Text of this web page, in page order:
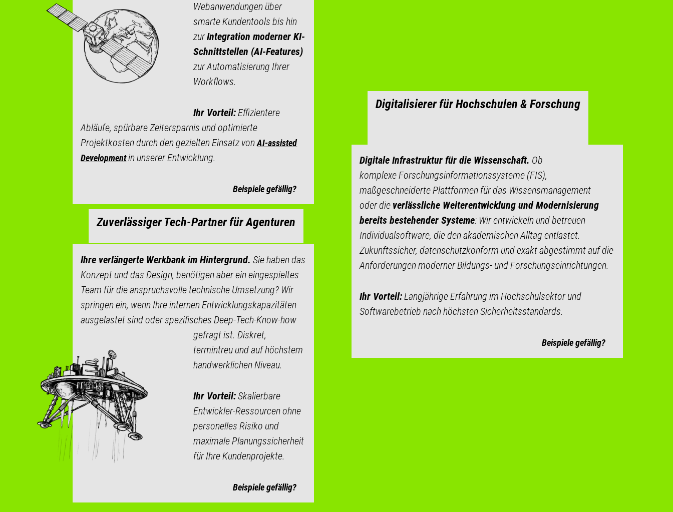
Webanwendungen über
smarte Kundentools bis hin
zurIntegration moderner KI-
Schnittstellen (AI-Features)
zur Automatisierung Ihrer
Workflows.
Ihr Vorteil:Effizientere
Abläufe, spürbare Zeitersparnis und optimierte
Projektkosten durch den gezielten Einsatz vonAI-assisted
Developmentin unserer Entwicklung.
Beispiele gefällig?
Digitalisierer für Hochschulen & Forschung
Digitale Infrastruktur für die Wissenschaft. Ob
komplexe Forschungsinformationssysteme (FIS),
maßgeschneiderte Plattformen für das Wissensmanagement
oder die verlässliche Weiterentwicklung und Modernisierung
bereits bestehender Systeme: Wir entwickeln und betreuen
Individualsoftware, die den akademischen Alltag entlastet.
Zukunftssicher, datenschutzkonform und exakt abgestimmt auf die
Anforderungen moderner Bildungs- und Forschungseinrichtungen.
Ihr Vorteil:Langjährige Erfahrung im Hochschulsektor und
Softwarebetrieb nach höchsten Sicherheitsstandards.
Beispiele gefällig?
Zuverlässiger Tech-Partner für Agenturen
Ihre verlängerte Werkbank im Hintergrund. Sie haben das
Konzept und das Design, benötigen aber ein eingespieltes
Team für die anspruchsvolle technische Umsetzung? Wir
springen ein, wenn Ihre internen Entwicklungskapazitäten
ausgelastet sind oder spezifisches Deep-Tech-Know-how
gefragt ist. Diskret,
termintreu und auf höchstem
handwerklichen Niveau.
Ihr Vorteil:Skalierbare
Entwickler-Ressourcen ohne
personelles Risiko und
maximale Planungssicherheit
für Ihre Kundenprojekte.
Beispiele gefällig?